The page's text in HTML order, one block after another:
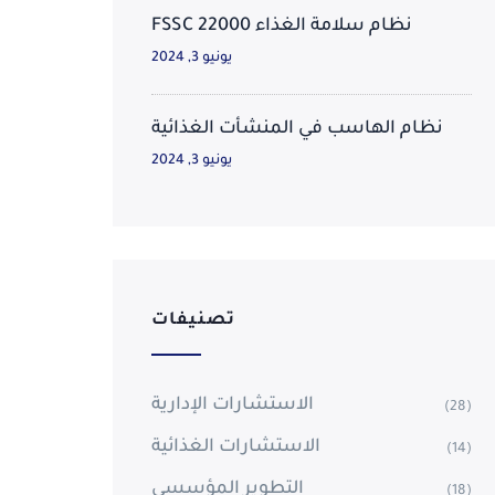
نظام سلامة الغذاء FSSC 22000
يونيو 3, 2024
نظام الهاسب في المنشأت الغذائية
يونيو 3, 2024
تصنيفات
الاستشارات الإدارية (28)
الاستشارات الغذائية (14)
التطوير المؤسسي (18)